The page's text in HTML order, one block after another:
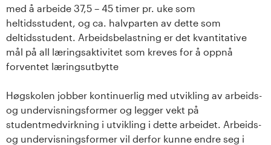
med å arbeide 37,5 – 45 timer pr. uke som
heltidsstudent, og ca. halvparten av dette som
deltidsstudent. Arbeidsbelastning er det kvantitative
mål på all læringsaktivitet som kreves for å oppnå
forventet læringsutbytte
Høgskolen jobber kontinuerlig med utvikling av arbeids-
og undervisningsformer og legger vekt på
studentmedvirkning i utvikling i dette arbeidet. Arbeids-
og undervisningsformer vil derfor kunne endre seg i